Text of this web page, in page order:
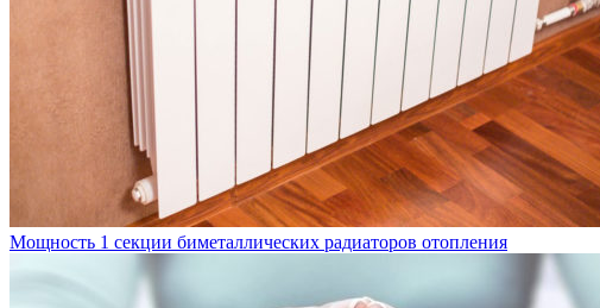
Мощность 1 секции биметаллических радиаторов отопления